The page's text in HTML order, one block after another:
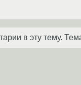
в эту тему.